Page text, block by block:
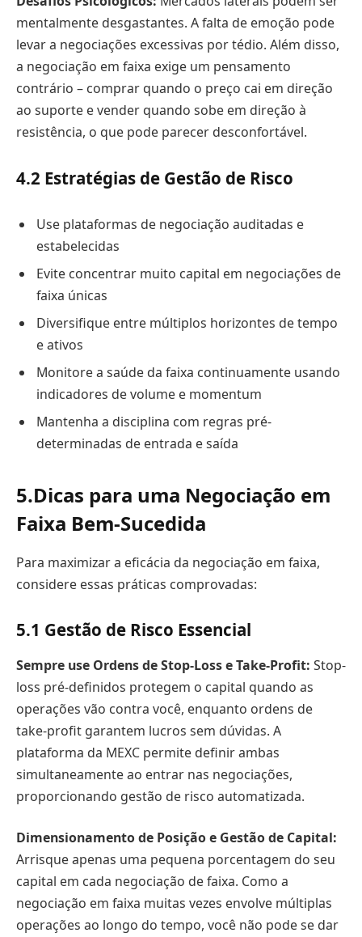
mentalmente desgastantes. A falta de emoção pode
levar a negociações excessivas por tédio. Além disso,
a negociação em faixa exige um pensamento
contrário – comprar quando o preço cai em direção
ao suporte e vender quando sobe em direção à
resistência, o que pode parecer desconfortável.
4.2 Estratégias de Gestão de Risco
Use plataformas de negociação auditadas e
estabelecidas
Evite concentrar muito capital em negociações de
faixa únicas
Diversifique entre múltiplos horizontes de tempo
e ativos
Monitore a saúde da faixa continuamente usando
indicadores de volume e momentum
Mantenha a disciplina com regras pré-
determinadas de entrada e saída
5.Dicas para uma Negociação em
Faixa Bem-Sucedida
Para maximizar a eficácia da negociação em faixa,
considere essas práticas comprovadas:
5.1 Gestão de Risco Essencial
Sempre use Ordens de Stop-Loss e Take-Profit: Stop-
loss pré-definidos protegem o capital quando as
operações vão contra você, enquanto ordens de
take-profit garantem lucros sem dúvidas. A
plataforma da MEXC permite definir ambas
simultaneamente ao entrar nas negociações,
proporcionando gestão de risco automatizada.
Dimensionamento de Posição e Gestão de Capital:
Arrisque apenas uma pequena porcentagem do seu
capital em cada negociação de faixa. Como a
negociação em faixa muitas vezes envolve múltiplas
operações ao longo do tempo, você não pode se dar